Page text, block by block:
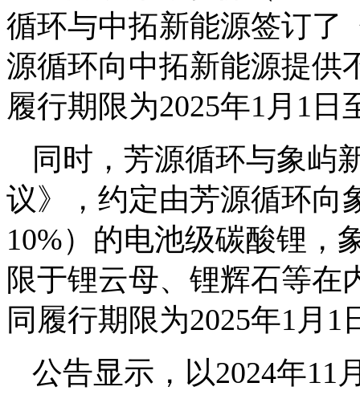
循环与中拓新能源签订了
源循环向中拓新能源提供
履行期限为2025年1月1日
同时，芳源循环与象屿
议》，约定由芳源循环向
10%）的电池级碳酸锂，
限于锂云母、锂辉石等在
同履行期限为2025年1月1
公告显示，以2024年11